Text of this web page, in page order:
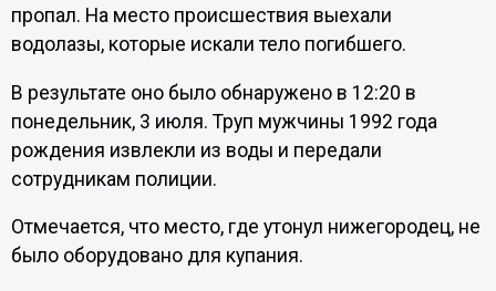
пропал. На место происшествия выехали
водолазы, которые искали тело погибшего.
В результате оно было обнаружено в 12:20 в
понедельник, 3 июля. Труп мужчины 1992 года
рождения извлекли из воды и передали
сотрудникам полиции.
Отмечается, что место, где утонул нижегородец, не
было оборудовано для купания.